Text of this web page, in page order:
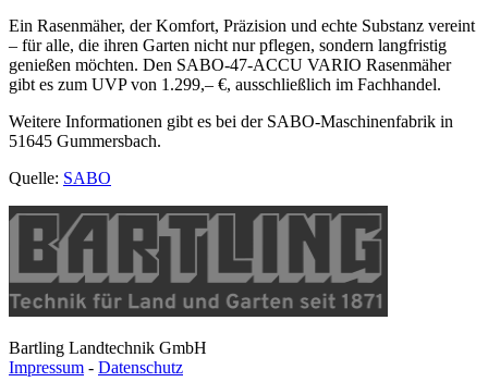
Ein Rasenmäher, der Komfort, Präzision und echte Substanz vereint
– für alle, die ihren Garten nicht nur pflegen, sondern langfristig
genießen möchten. Den SABO-47-ACCU VARIO Rasenmäher
gibt es zum UVP von 1.299,– €, ausschließlich im Fachhandel.
Weitere Informationen gibt es bei der SABO-Maschinenfabrik in
51645 Gummersbach.
Quelle: SABO
Bartling Landtechnik GmbH
Impressum - Datenschutz